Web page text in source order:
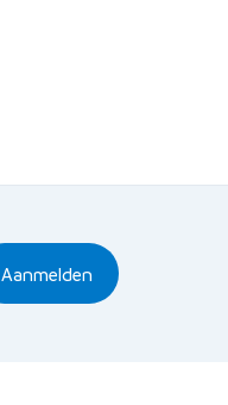
Aanmelden